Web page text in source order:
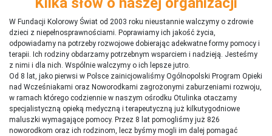
W Fundacji Kolorowy Świat od 2003 roku nieustannie walczymy o zdrowie
dzieci z niepełnosprawnościami. Poprawiamy ich jakość życia,
odpowiadamy na potrzeby rozwojowe dobierając adekwatne formy pomocy i
terapii. Ich rodziny obdarzamy potrzebnym wsparciem i nadzieją. Jesteśmy
z nimi i dla nich. Wspólnie walczymy o ich lepsze jutro.
Od 8 lat, jako pierwsi w Polsce zainicjowaliśmy Ogólnopolski Program Opieki
nad Wcześniakami oraz Noworodkami zagrożonymi zaburzeniami rozwoju,
w ramach którego codziennie w naszym ośrodku Otulinka otaczamy
specjalistyczną opieką medyczną i terapeutyczną już kilkutygodniowe
maluszki wymagające pomocy. Przez 8 lat pomogliśmy już 826
noworodkom oraz ich rodzinom, lecz byśmy mogli im dalej pomagać